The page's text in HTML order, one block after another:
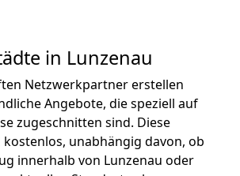
in Lunzenau
Netzwerkpartner erstellen
Angebote, die speziell auf
zugeschnitten sind. Diese
unabhängig davon, ob
innerhalb von Lunzenau oder